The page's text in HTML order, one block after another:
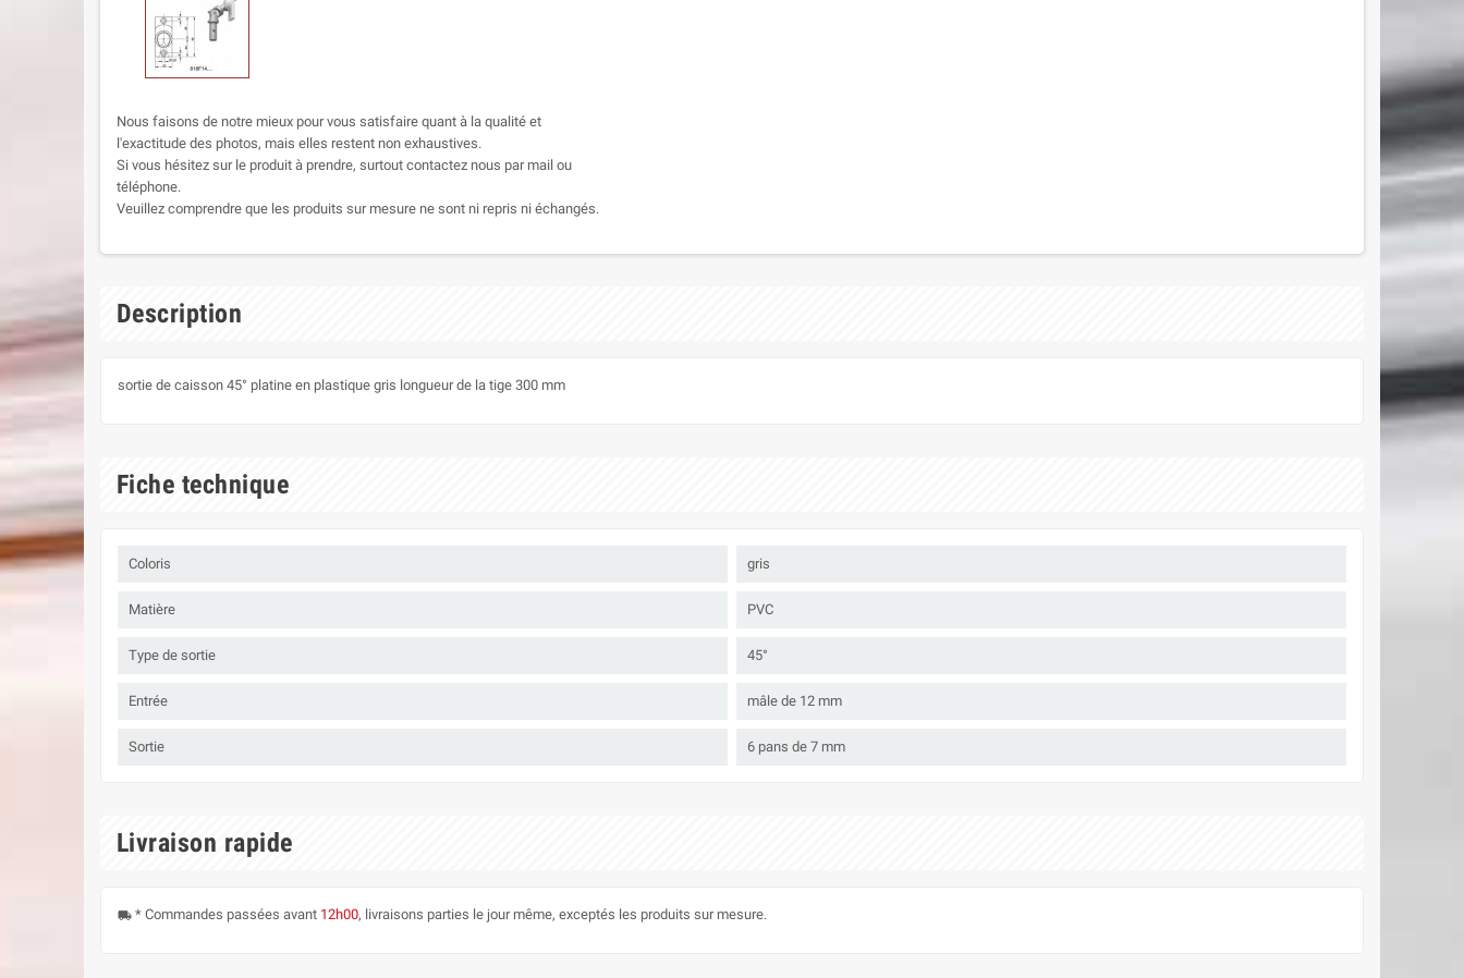
Nous faisons de notre mieux pour vous satisfaire quant à la qualité et
l'exactitude des photos, mais elles restent non exhaustives.
Si vous hésitez sur le produit à prendre, surtout contactez nous par mail ou
téléphone.
Veuillez comprendre que les produits sur mesure ne sont ni repris ni échangés.
Description
sortie de caisson 45° platine en plastique gris longueur de la tige 300 mm
Fiche technique
Coloris gris
Matière PVC
Type de sortie 45°
Entrée mâle de 12 mm
Sortie 6 pans de 7 mm
Livraison rapide
local_shipping * Commandes passées avant 12h00, livraisons parties le jour même, exceptés les produits sur mesure.